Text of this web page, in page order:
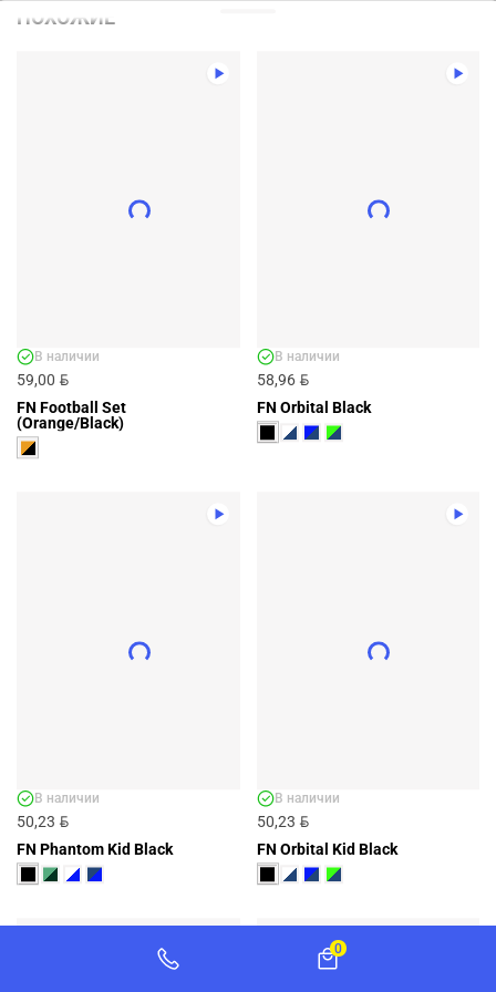
ФУТБОЛЬНАЯ ФОРМА FN PHANTOM
BYN
ПОХОЖИЕ
59,00 BYN
В наличии
FN Football Set
(Orange/Black)
58,96 BYN
В наличии
FN Orbital Black
50,23 BYN
В наличии
FN Phantom Kid Black
50,23 BYN
В наличии
FN Orbital Kid Black
0